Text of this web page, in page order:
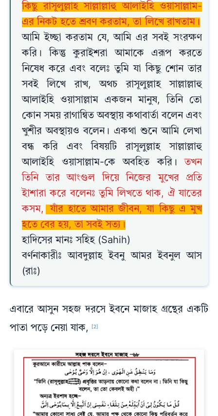
কিছু রাসূলুল্লাহ সাল্লাল্লাহু আলাইহি ওয়াসাল্লাম-
এর নিকট হতে শ্রবণ করতাম, তা লিখে রাখতাম।
আমি ইচ্ছা করতাম যে, আমি এর সবই সংরক্ষণ
করি। কিন্তু কুরাইশরা আমাকে এরূপ করতে
নিষেধ করে এবং বলেঃ তুমি যা কিছু শোন তার
সবই লিখে রাখ, অথচ রাসূলুল্লাহ সাল্লাল্লাহু
আলাইহি ওয়াসাল্লাম একজন মানুষ, তিনি তো
কোন সময় রাগান্বিত অবস্থায় কথাবার্তা বলেন এবং
খুশীর অবস্থায়ও বলেন। একথা শুনে আমি লেখা
বন্ধ করি এবং বিষয়টি রাসূলুল্লাহ সাল্লাল্লাহু
আলাইহি ওয়াসাল্লাম-কে অবহিত করি।তখন
তিনি তার আংগুল দিয়ে নিজের মুখের প্রতি
ইাশারা করে বলেনঃ তুমি লিখতে থাক, ঐ যাতের
কসম,
যাঁর হাতে আমার জীবন, যা কিছু এ মুখ
হতে বের হয়, তা সবই সত্য।
হাদিসের মানঃ সহিহ (Sahih)
বর্ণনাকারীঃ আবদুল্লাহ ইবনু আমর ইবনুল আস
(রাঃ)
এবারে আসুন সহজ দরসে ইবনে মাজাহ গ্রন্থের একটি
পাতা পড়ে নেয়া যাক,
[2]